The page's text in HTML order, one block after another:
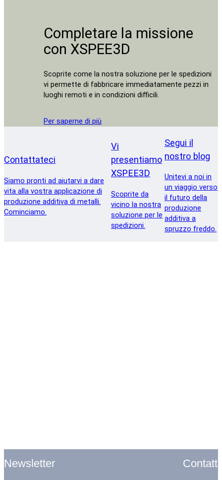
Completare la missione
con XSPEE3D
Scoprite come la nostra soluzione per le spedizioni
vi permette di fabbricare immediatamente pezzi in
luoghi remoti e in condizioni difficili.
Per saperne di più
Contattateci
Siamo pronti ad aiutarvi a dare
vita alla vostra applicazione di
produzione additiva di metalli.
Cominciamo.
Vi
presentiamo
XSPEE3D
Scoprite da
vicino la nostra
soluzione per le
spedizioni.
Segui il
nostro blog
Unitevi a noi in
un viaggio verso
il futuro della
produzione
additiva a
spruzzo freddo.
Newsletter Contatti